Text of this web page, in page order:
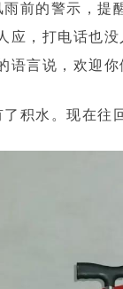
的警示，提
应，打电话也
言说，欢迎你
水。现在往